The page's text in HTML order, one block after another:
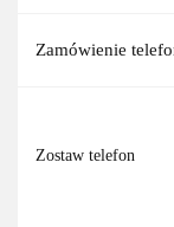
Zamówienie
Zostaw telefon